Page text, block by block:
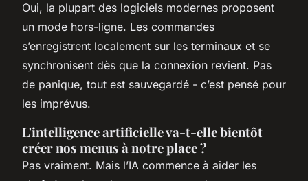
Oui, la plupart des logiciels modernes proposent
un mode hors-ligne. Les commandes
s’enregistrent localement sur les terminaux et se
synchronisent dès que la connexion revient. Pas
de panique, tout est sauvegardé - c’est pensé pour
les imprévus.
L'intelligence artificielle va-t-elle bientôt
créer nos menus à notre place ?
Pas vraiment. Mais l’IA commence à aider les